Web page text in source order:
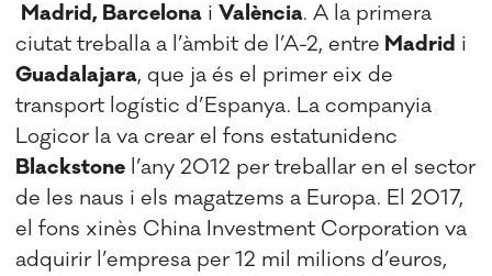
Madrid, Barcelona iValència. A la primera
ciutat treballa a l’àmbit de l’A-2, entre Madrid i
Guadalajara, que ja és el primer eix de
transport logístic d’Espanya. La companyia
Logicor la va crear el fons estatunidenc
Blackstone l’any 2012 per treballar en el sector
de les naus i els magatzems a Europa. El 2017,
el fons xinès China Investment Corporation va
adquirir l’empresa per 12 mil milions d’euros,